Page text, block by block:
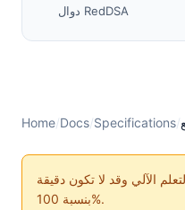
دوال RedDSA
متجهات الاختبارHome/Docs/Specifications/
الآلي وقد لا تكون دقيقة
بنسبة 100%.